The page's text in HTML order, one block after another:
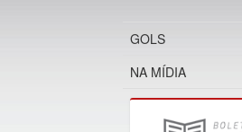
GOLS
NA MÍDIA